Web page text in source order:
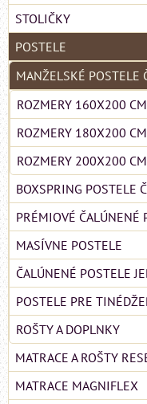
STOLIČKY
POSTELE
MANŽELSKÉ POSTELE
ROZMERY 160X200 CM
ROZMERY 180X200 CM
ROZMERY 200X200 CM
BOXSPRING POSTELE
PRÉMIOVÉ ČALÚNENÉ
MASÍVNE POSTELE
ČALÚNENÉ POSTELE
POSTELE PRE
ROŠTY A DOPLNKY
MATRACE A ROŠTY
MATRACE MAGNIFLEX